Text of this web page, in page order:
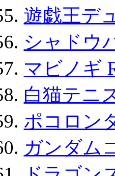
遊戯王デ
シャドウ
マビノギ
白猫テニ
ポコロン
ガンダム